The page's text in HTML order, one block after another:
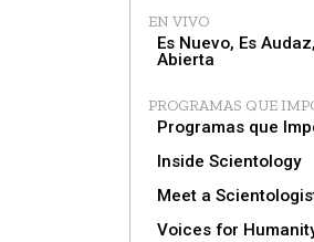
EN VIVO
Es Nuevo, Es
Abierta
PROGRAMAS QUE
Programas que
Inside Scientology
Meet a
Voices for